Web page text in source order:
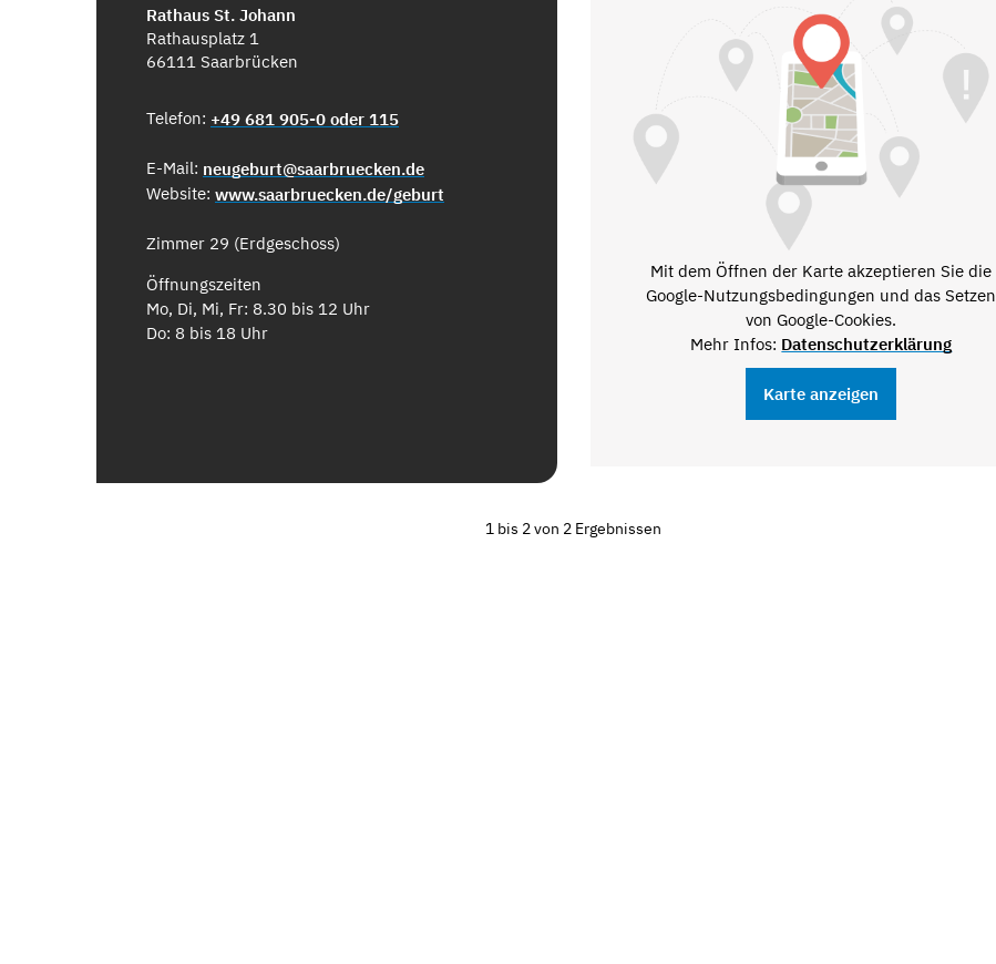
Rathaus St. Johann
Rathausplatz 1
66111 Saarbrücken
Telefon: +49 681 905-0 oder 115
E-Mail: neugeburt@saarbruecken.de
Website: www.saarbruecken.de/geburt
Zimmer 29 (Erdgeschoss)
Öffnungszeiten
Mo, Di, Mi, Fr: 8.30 bis 12 Uhr
Do: 8 bis 18 Uhr
Mit dem Öffnen der Karte akzeptieren Sie die
Google-Nutzungsbedingungen und das Setzen
von Google-Cookies.
Mehr Infos: Datenschutzerklärung
Karte anzeigen
1 bis 2 von 2 Ergebnissen